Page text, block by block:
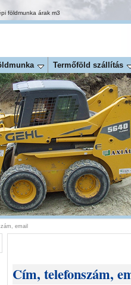
földmunka árak m3
Termőföld szállítás
email
Cím, telefonszám,